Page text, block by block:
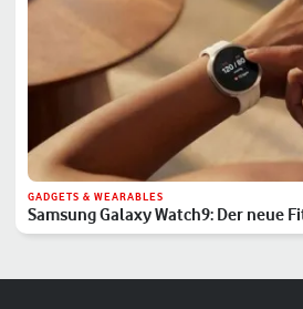
GADGETS & WEARABLES
Samsung Galaxy Watch9: Der neue
Handgelenk